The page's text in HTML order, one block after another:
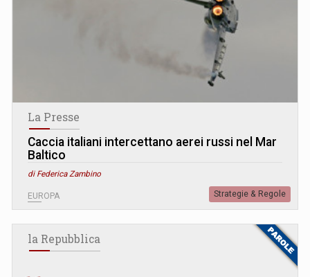
La Presse
Caccia italiani intercettano aerei russi nel Mar
Baltico
di Federica Zambino
EUROPA Strategie & Regole
la Repubblica